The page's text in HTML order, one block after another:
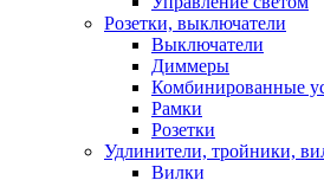
Розетки, выключатели
Выключатели
Диммеры
Комбинированные
Рамки
Розетки
Удлинители, тройники,
Вилки